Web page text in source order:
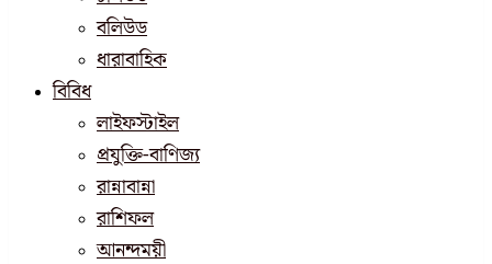
বলিউড
ধারাবাহিক
বিবিধ
লাইফস্টাইল
প্রযুক্তি-বাণিজ্য
রান্নাবান্না
রাশিফল
আনন্দময়ী